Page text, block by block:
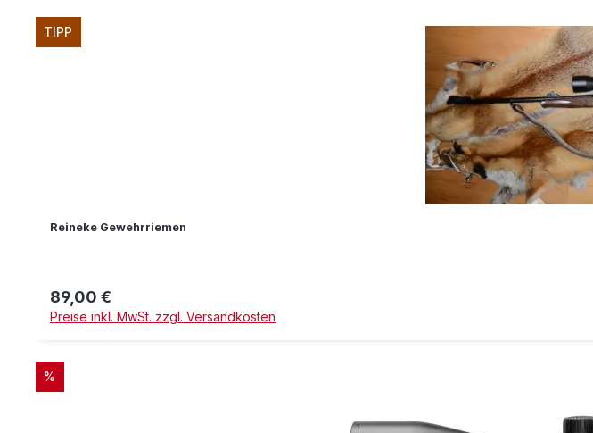
TIPP
Reineke Gewehrriemen
Regulärer Preis:
89,00 €
Preise inkl. MwSt. zzgl. Versandkosten
RABATT
%